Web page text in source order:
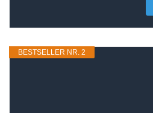
BESTSELLER NR. 2